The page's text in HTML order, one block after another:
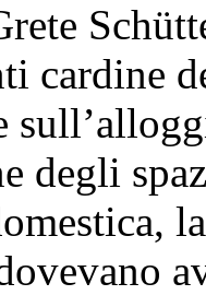
cardine
degli